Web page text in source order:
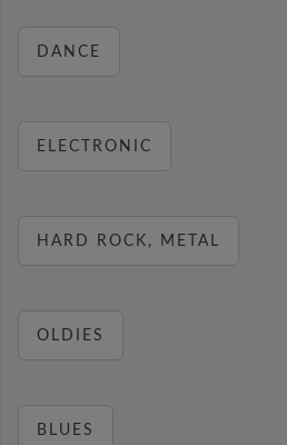
DANCE
ELECTRONIC
HARD ROCK, METAL
OLDIES
BLUES